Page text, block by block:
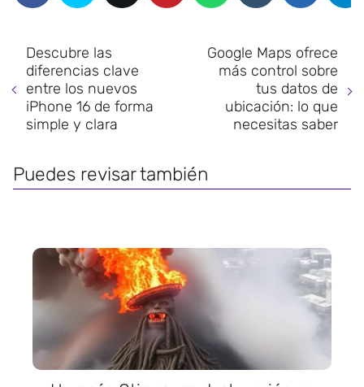
Descubre las
diferencias clave
entre los nuevos
iPhone 16 de forma
simple y clara
Google Maps ofrece
más control sobre
tus datos de
ubicación: lo que
necesitas saber
Puedes revisar también